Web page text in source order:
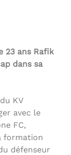
23 ans Rafik
dans sa
KV
avec le
FC,
formation
défenseur